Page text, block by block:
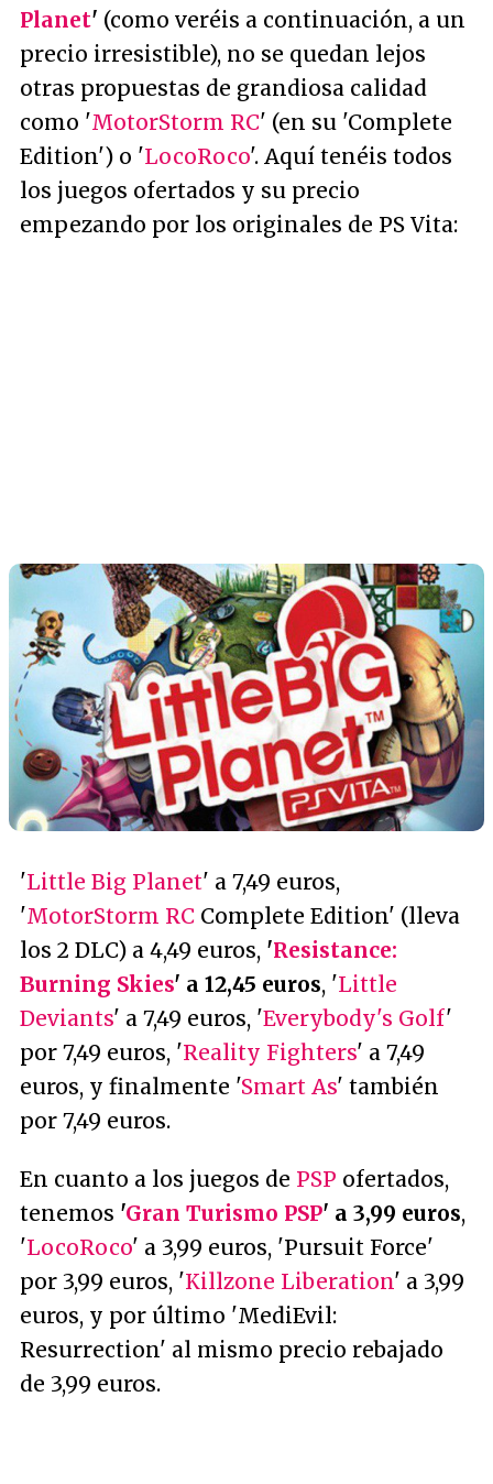
Planet' (como veréis a continuación, a un
precio irresistible), no se quedan lejos
otras propuestas de grandiosa calidad
como 'MotorStorm RC' (en su 'Complete
Edition') o 'LocoRoco'. Aquí tenéis todos
los juegos ofertados y su precio
empezando por los originales de PS Vita:
'Little Big Planet' a 7,49 euros,
'MotorStorm RC Complete Edition' (lleva
los 2 DLC) a 4,49 euros, 'Resistance:
Burning Skies' a 12,45 euros, 'Little
Deviants' a 7,49 euros, 'Everybody's Golf'
por 7,49 euros, 'Reality Fighters' a 7,49
euros, y finalmente 'Smart As' también
por 7,49 euros.
En cuanto a los juegos de PSP ofertados,
tenemos 'Gran Turismo PSP' a 3,99 euros,
'LocoRoco' a 3,99 euros, 'Pursuit Force'
por 3,99 euros, 'Killzone Liberation' a 3,99
euros, y por último 'MediEvil:
Resurrection' al mismo precio rebajado
de 3,99 euros.